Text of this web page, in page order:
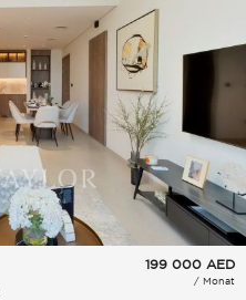
199 000 AED
/ Monat